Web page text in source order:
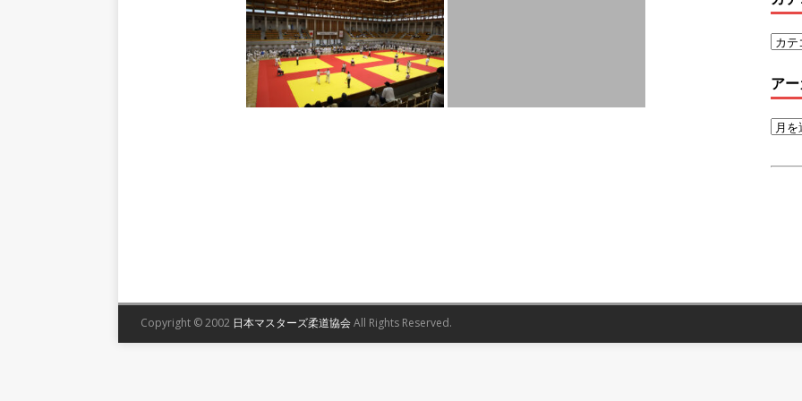
ア
Copyright © 2002 日本マスターズ柔道協会All Rights Reserved.